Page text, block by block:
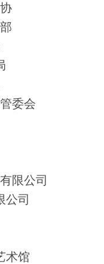
委会
限公司
公司
术馆